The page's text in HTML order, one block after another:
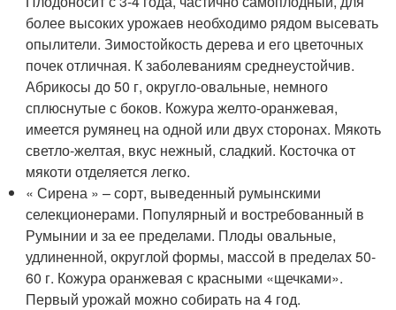
более высоких урожаев необходимо рядом высевать
опылители. Зимостойкость дерева и его цветочных
почек отличная. К заболеваниям среднеустойчив.
Абрикосы до 50 г, округло-овальные, немного
сплюснутые с боков. Кожура желто-оранжевая,
имеется румянец на одной или двух сторонах. Мякоть
светло-желтая, вкус нежный, сладкий. Косточка от
мякоти отделяется легко.
« Сирена » – сорт, выведенный румынскими
селекционерами. Популярный и востребованный в
Румынии и за ее пределами. Плоды овальные,
удлиненной, округлой формы, массой в пределах 50-
60 г. Кожура оранжевая с красными «щечками».
Первый урожай можно собирать на 4 год.